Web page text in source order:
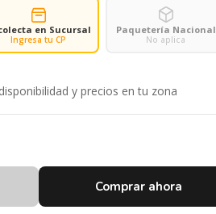
en Sucursal
Ingresa tu CP
Paquetería Nacional
No aplica
y precios en tu zona
Comprar ahora